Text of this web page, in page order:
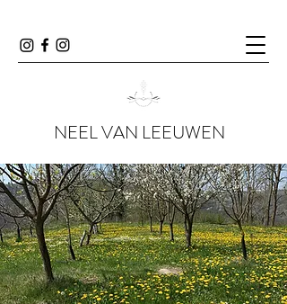
NEEL VAN LEEUWEN